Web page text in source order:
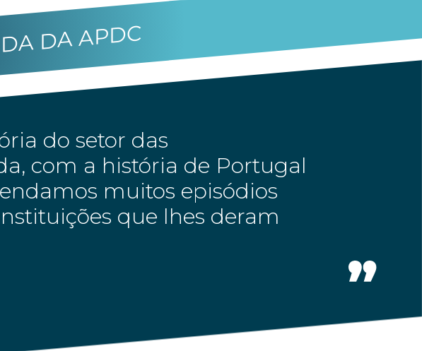
DA APDC
do setor das
com a história de Portugal
muitos episódios
que lhes deram